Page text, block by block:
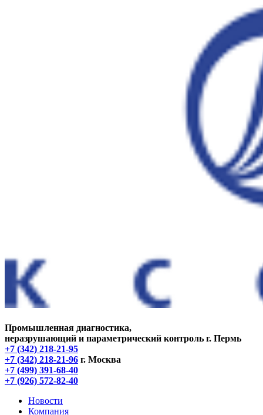
Промышленная диагностика,
неразрушающий и параметрический контроль г. Пермь
+7 (342) 218-21-95
+7 (342) 218-21-96 г. Москва
+7 (499) 391-68-40
+7 (926) 572-82-40
Новости
Компания